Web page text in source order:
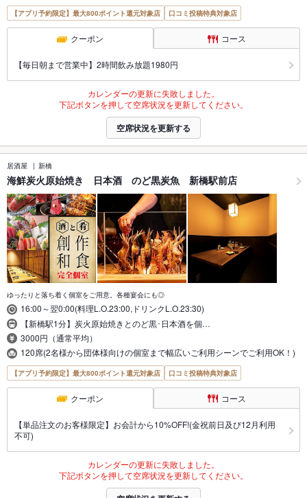
【アプリ予約限定】最大800ポイント還元対象店 口コミ投稿特典対象店
クーポン コース
【毎日朝まで営業中】2時間飲み放題1980円
カレンダーの更新に失敗しました。
下記ボタンを押して空席状況を更新してください。
空席状況を更新する
居酒屋 新橋
海鮮炭火原始焼き 日本酒 のど黒炭魚 新橋駅前店
ゆったりと落ち着く個室をご用意。各種宴会にも◎
16:00～翌0:00(料理L.O.23:00,ドリンクL.O.23:30)
【新橋駅1分】炭火原始焼きとのど黒･日本酒を個…
3000円（通常平均）
120席(2名様から団体様向けの個室まで幅広いご利用シーンでご利用OK！)
【アプリ予約限定】最大800ポイント還元対象店 口コミ投稿特典対象店
クーポン コース
【単品注文のお客様限定】お会計から10%OFF!(金祝前日及び12月利用
不可)
カレンダーの更新に失敗しました。
下記ボタンを押して空席状況を更新してください。